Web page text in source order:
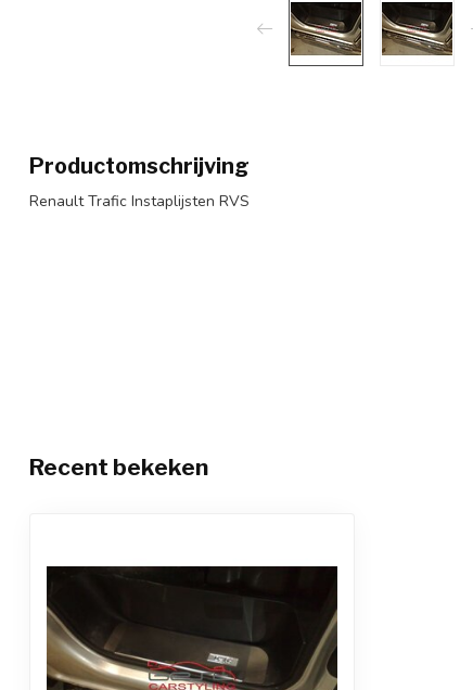
Productomschrijving
Renault Trafic Instaplijsten RVS
Recent bekeken